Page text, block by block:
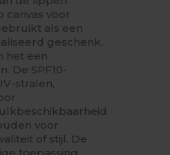
canvas voor
als een
geschenk,
het een
De SPF10-
stralen,
voor
of stijl. De
toepassing